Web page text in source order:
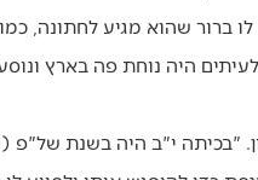
לו ברור שהוא מגיע לחתונה,
היה נוחת פה בארץ
"בכיתה י"ב היה בשנת של"פ